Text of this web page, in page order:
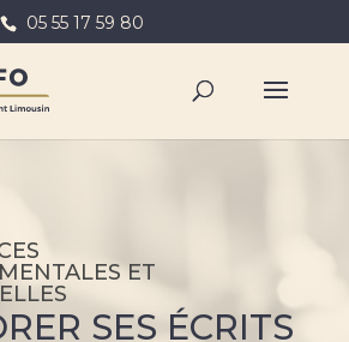
05 55 17 59 80
ET
SES ÉCRITS